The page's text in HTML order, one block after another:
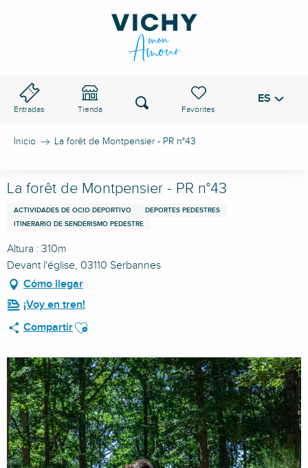
Entradas Tienda
Voir les favoris
Buscar ES
Inicio La forêt de Montpensier - PR n°43
La forêt de Montpensier - PR n°43
ACTIVIDADES DE OCIO DEPORTIVO
DEPORTES PEDESTRES
ITINERARIO DE SENDERISMO PEDESTRE
Altura : 310m
Devant l'église, 03110 Serbannes
Cómo llegar
¡Voy en tren!
CompartirAjouter aux favoris